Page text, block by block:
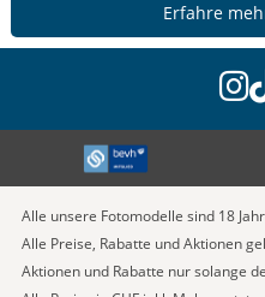
Erfahre
Alle unsere Fotomodelle sind 18
Alle Preise, Rabatte und Aktionen
Aktionen und Rabatte nur solange